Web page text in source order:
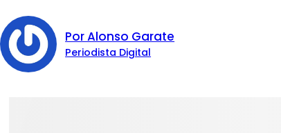
Por Alonso Garate
Periodista Digital